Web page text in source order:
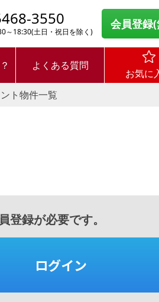
3550
～18:30(土日・祝日を除く)
会員登録
よくある質問
お気に
ト物件一覧
登録が必要です。
ログイン